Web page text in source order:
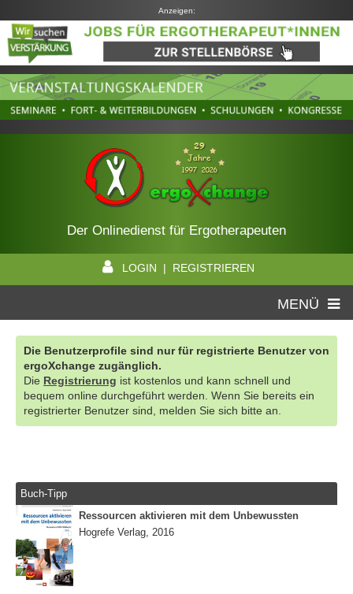
Anzeigen:
Der Onlinedienst für Ergotherapeuten
LOGIN | REGISTRIEREN
MENÜ
Die Benutzerprofile sind nur für registrierte Benutzer von
ergoXchange zugänglich.
Die Registrierung ist kostenlos und kann schnell und
bequem online durchgeführt werden. Wenn Sie bereits ein
registrierter Benutzer sind, melden Sie sich bitte an.
Buch-Tipp
Ressourcen aktivieren mit dem Unbewussten
Hogrefe Verlag, 2016